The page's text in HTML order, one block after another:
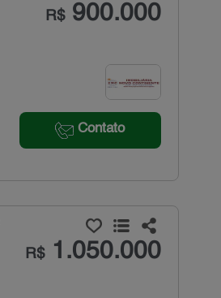
R$900.000
Contato
R$1.050.000